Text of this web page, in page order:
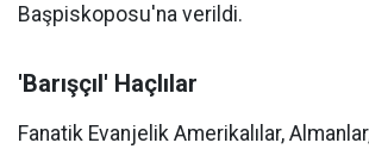
Başpiskoposu'na verildi.
'Barışçıl' Haçlılar
Fanatik Evanjelik Amerikalılar,